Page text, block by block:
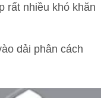
rất nhiều khó khăn
dải phân cách